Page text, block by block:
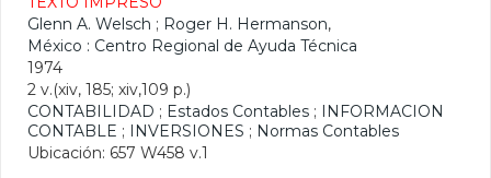
Glenn A. Welsch ; Roger H. Hermanson,
México : Centro Regional de Ayuda Técnica
1974
2 v.(xiv, 185; xiv,109 p.)
CONTABILIDAD ; Estados Contables ; INFORMACION
CONTABLE ; INVERSIONES ; Normas Contables
Ubicación: 657 W458 v.1